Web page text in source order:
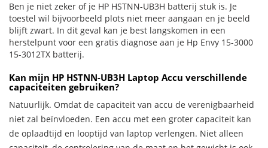
Ben je niet zeker of je HP HSTNN-UB3H batterij stuk is. Je
toestel wil bijvoorbeeld plots niet meer aangaan en je beeld
blijft zwart. In dit geval kan je best langskomen in een
herstelpunt voor een gratis diagnose aan je Hp Envy 15-3000
15-3012TX batterij.
Kan mijn HP HSTNN-UB3H Laptop Accu verschillende
capaciteiten gebruiken?
Natuurlijk. Omdat de capaciteit van accu de verenigbaarheid
niet zal beïnvloeden. Een accu met een groter capaciteit kan
de oplaadtijd en looptijd van laptop verlengen. Niet alleen